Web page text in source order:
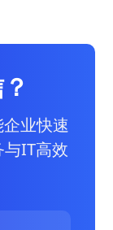
业快速
IT高效